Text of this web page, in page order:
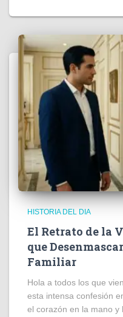
HISTORIA DEL DIA
El Retrato de la
que
Familiar
Hola a todos los que
esta intensa confesión
el corazón en la mano y